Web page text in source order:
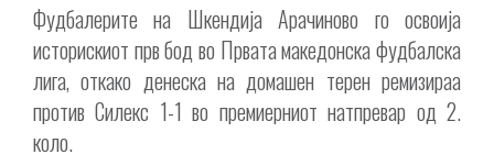
Фудбалерите на Шкендија Арачиново го освоија
историскиот прв бод во Првата македонска фудбалска
лига, откако денеска на домашен терен ремизираа
против Силекс 1-1 во премиерниот натпревар од 2.
коло.